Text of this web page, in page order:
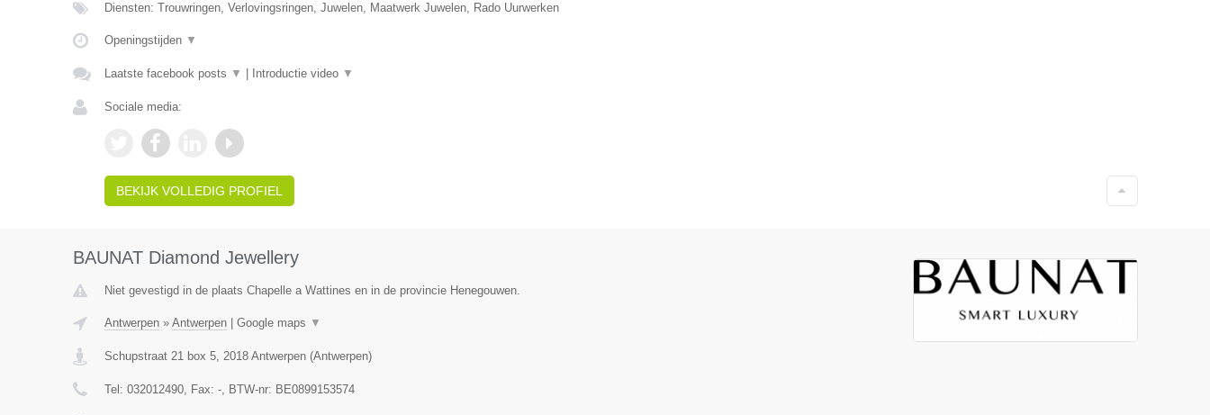
Diensten: Trouwringen, Verlovingsringen, Juwelen, Maatwerk Juwelen, Rado Uurwerken
Openingstijden ▼
Laatste facebook posts ▼ Introductie video ▼
Sociale media:
BEKIJK VOLLEDIG PROFIEL
BAUNAT Diamond Jewellery
Niet gevestigd in de plaats Chapelle a Wattines en in de provincie Henegouwen.
Antwerpen» Antwerpen| Google maps ▼
Schupstraat 21 box 5, 2018 Antwerpen(Antwerpen)
Tel: 032012490, Fax: -, BTW-nr: BE0899153574